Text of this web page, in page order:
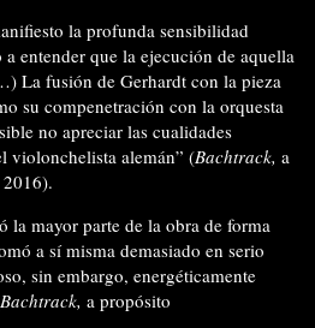
la profunda sensibilidad
entender que la ejecución de aquella
La fusión de Gerhardt con la pieza
su compenetración con la orquesta
no apreciar las cualidades
violonchelista alemán” (Bachtrack, a
la mayor parte de la obra de forma
a sí misma demasiado en serio
sin embargo, energéticamente
Bachtrack, a propósito